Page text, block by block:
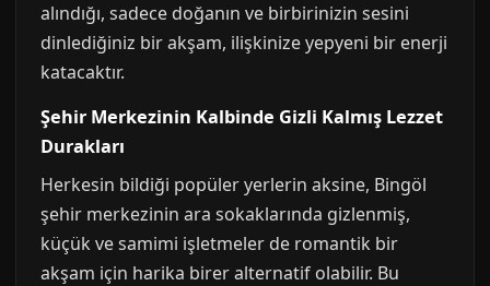
alındığı, sadece doğanın ve birbirinizin sesini
dinlediğiniz bir akşam, ilişkinize yepyeni bir enerji
katacaktır.
Şehir Merkezinin Kalbinde Gizli Kalmış Lezzet
Durakları
Herkesin bildiği popüler yerlerin aksine, Bingöl
şehir merkezinin ara sokaklarında gizlenmiş,
küçük ve samimi işletmeler de romantik bir
akşam için harika birer alternatif olabilir. Bu